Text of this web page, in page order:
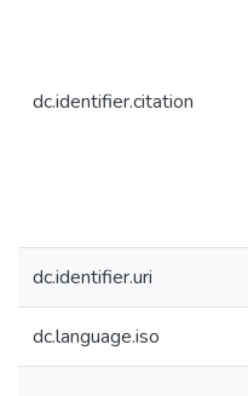
dc.identifier.citation
dc.identifier.uri
dc.language.iso